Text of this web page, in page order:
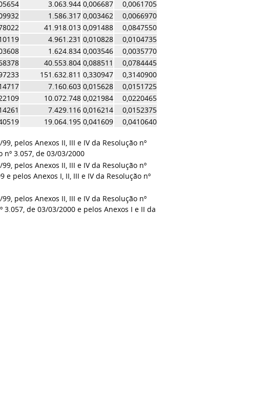
3.063.944 0,006687
0,0061705
1.586.317 0,003462
0,0066970
41.918.013 0,091488
0,0847550
4.961.231 0,010828
0,0104735
1.624.834 0,003546
0,0035770
40.553.804 0,088511
0,0784445
151.632.811 0,330947
0,3140900
7.160.603 0,015628
0,0151725
10.072.748 0,021984
0,0220465
7.429.116 0,016214
0,0152375
19.064.195 0,041609 0,0410640
pelos Anexos II, III e IV da Resolução nº
nº 3.057, de 03/03/2000
pelos Anexos II, III e IV da Resolução nº
e pelos Anexos I, II, III e IV da Resolução nº
pelos Anexos II, III e IV da Resolução nº
3.057, de 03/03/2000 e pelos Anexos I e II da